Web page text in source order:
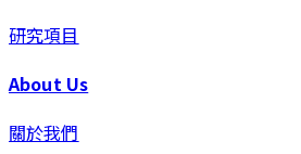
研究項目
About Us
關於我們